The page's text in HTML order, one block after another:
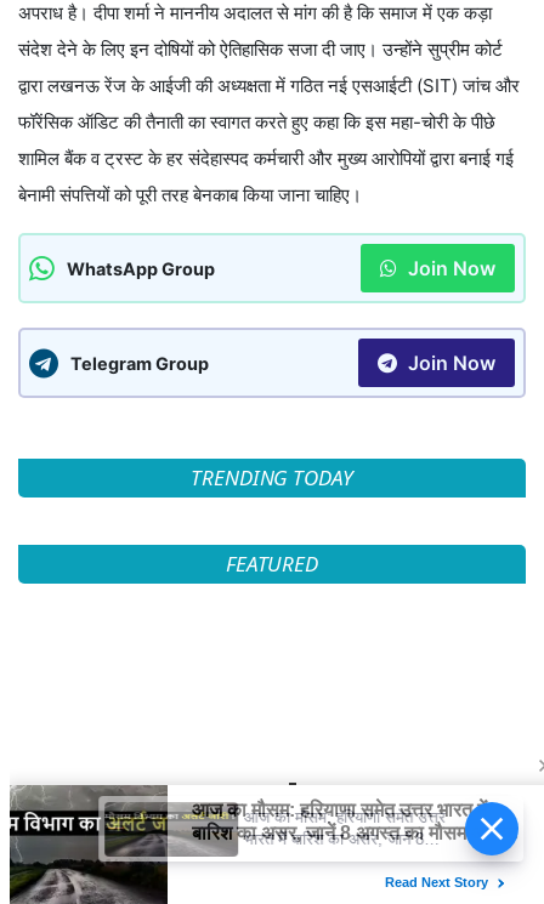
अपराध है। दीपा शर्मा ने माननीय अदालत से मांग की है कि समाज में एक कड़ा
संदेश देने के लिए इन दोषियों को ऐतिहासिक सजा दी जाए। उन्होंने सुप्रीम कोर्ट
द्वारा लखनऊ रेंज के आईजी की अध्यक्षता में गठित नई एसआईटी (SIT) जांच और
फॉरेंसिक ऑडिट की तैनाती का स्वागत करते हुए कहा कि इस महा-चोरी के पीछे
शामिल बैंक व ट्रस्ट के हर संदेहास्पद कर्मचारी और मुख्य आरोपियों द्वारा बनाई गई
बेनामी संपत्तियों को पूरी तरह बेनकाब किया जाना चाहिए।
WhatsApp Group Join Now
Telegram Group Join Now
TRENDING TODAY
FEATURED
आज का मौसम: हरियाणा समेत उत्तर
भारत में बारिश का असर, जानें 8
अगस्त का मौसम अपडेट